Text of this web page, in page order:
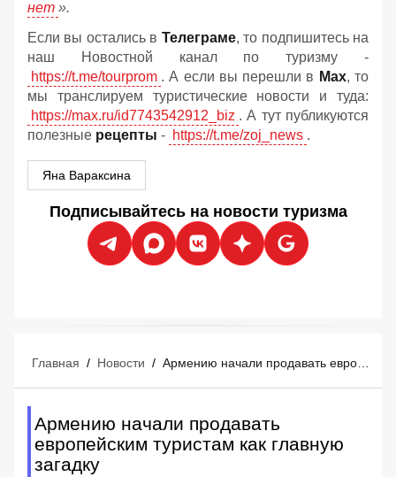
нет ».
Если вы остались в Телеграме, то подпишитесь на
наш Новостной канал по туризму -
https://t.me/tourprom . А если вы перешли в Мах, то
мы транслируем туристические новости и туда:
https://max.ru/id7743542912_biz . А тут публикуются
полезные рецепты - https://t.me/zoj_news .
Яна Вараксина
Подписывайтесь на новости туризма
Главная / Новости /
Армению начали продавать
европейским туристам как главную
загадку